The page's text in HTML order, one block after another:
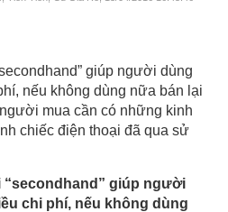
giúp người dùng
nếu không dùng nữa bán lại
mua cần có những kinh
chiếc điện thoại đã qua sử
giúp người
chi phí, nếu không dùng